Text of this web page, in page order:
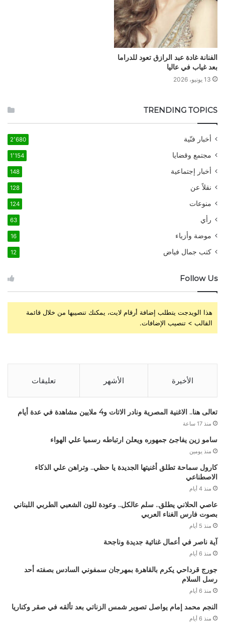
الفنانة غادة عبد الرازق تعود للدراما
بعد غياب في عاليا
13 يونيو، 2026
TRENDING TOPICS
أخبار فنّية 2٬680
مجتمع وقضايا 1٬154
أخبار إجتماعية 148
نقلاً عن 128
منوعات 124
رأي 63
موضة وأزياء 16
كتب جمال فياض 12
Follow Us
هذا الويدجت يتطلب إضافة أرقام لايت، يمكنك تنصيبها من خلال قائمة
القالب > تنصيب الإضافات.
الأخيرة الأشهر تعليقات
تعالى هنا.. الاغنية المصرية ونادر الاتات و4 ملايين مشاهدة في عدة أيام
منذ 17 ساعة
سامو زين يفاجئ جمهوره ويعلن ارتباطه رسميا علي الهواء
منذ يومين
كارول سماحة تطلق أغنيتها الجديدة يا حظي.. وتراهن علي الذكاء
الاصطناعي
منذ 4 أيام
عاصي الحلاني يطلق.. سلم عالكل.. وعودة للون الشعبي الطربي اللبناني
بصوت فارس الغناء العربي
منذ 5 أيام
آية ناصر في أعمال غنائية جديدة وناجحة
منذ 6 أيام
جورج قرداحي يكرم بالقاهرة بمهرجان سمفوني السادس بصفته أحد
رسل السلام
منذ 6 أيام
النجم محمد إمام يواصل تصوير شمس الزناتي بعد تألقه في صقر وكناريا
منذ 6 أيام